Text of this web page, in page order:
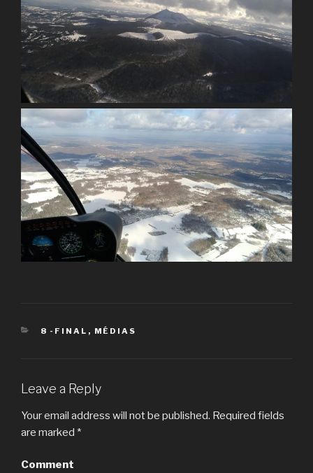
CATEGORIES
8 -FINAL , MÉDIAS
Leave a Reply
Your email address will not be published. Required fields
are marked *
Comment